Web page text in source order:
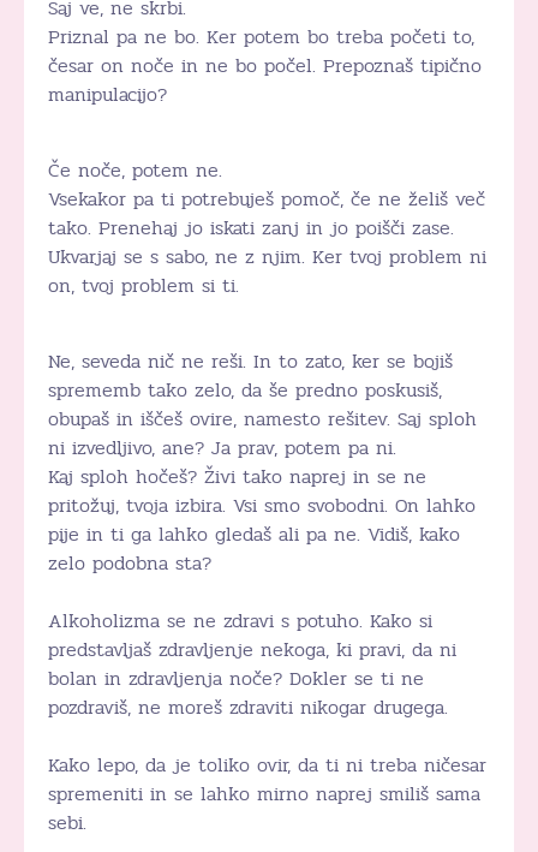
Saj ve, ne skrbi.
Priznal pa ne bo. Ker potem bo treba početi to,
česar on noče in ne bo počel. Prepoznaš tipično
manipulacijo?
Če noče, potem ne.
Vsekakor pa ti potrebuješ pomoč, če ne želiš več
tako. Prenehaj jo iskati zanj in jo poišči zase.
Ukvarjaj se s sabo, ne z njim. Ker tvoj problem ni
on, tvoj problem si ti.
Ne, seveda nič ne reši. In to zato, ker se bojiš
sprememb tako zelo, da še predno poskusiš,
obupaš in iščeš ovire, namesto rešitev. Saj sploh
ni izvedljivo, ane? Ja prav, potem pa ni.
Kaj sploh hočeš? Živi tako naprej in se ne
pritožuj, tvoja izbira. Vsi smo svobodni. On lahko
pije in ti ga lahko gledaš ali pa ne. Vidiš, kako
zelo podobna sta?
Alkoholizma se ne zdravi s potuho. Kako si
predstavljaš zdravljenje nekoga, ki pravi, da ni
bolan in zdravljenja noče? Dokler se ti ne
pozdraviš, ne moreš zdraviti nikogar drugega.
Kako lepo, da je toliko ovir, da ti ni treba ničesar
spremeniti in se lahko mirno naprej smiliš sama
sebi.